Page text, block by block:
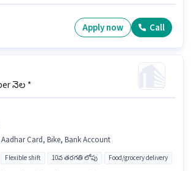
వారికి కోసం అనుకూలంగా ఉంటుంది. మీరు నెలకు
ఈ ఉద్యోగానికి Fixed + Incentives జీతం
Apply now Call
నెల *
Card, Bike, Bank Account
Flexible shift 10వ తరగతి లోపు Food/grocery delivery